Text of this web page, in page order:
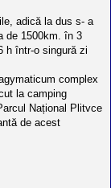
adică la dus s- a
de 1500km. în 3
h într-o singură zi
complex
la camping
Național Plitvce
de acest